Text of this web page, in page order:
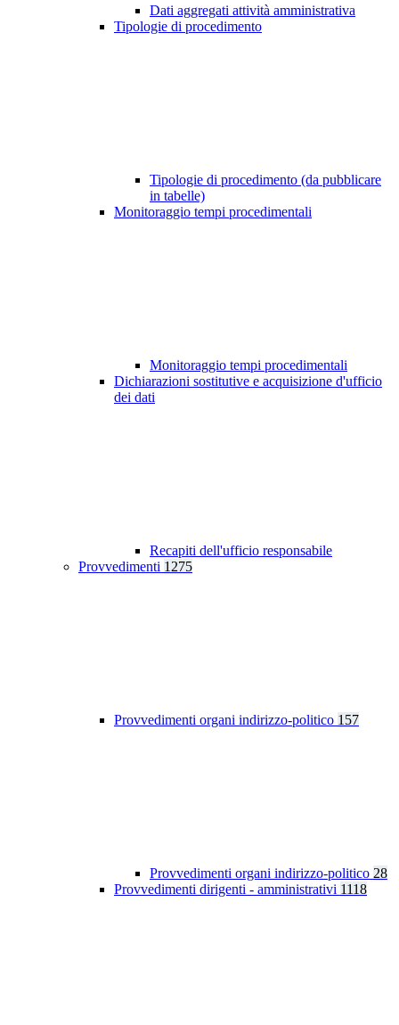
Dati aggregati attività amministrativa
Tipologie di procedimento
Tipologie di procedimento (da pubblicare
in tabelle)
Monitoraggio tempi procedimentali
Monitoraggio tempi procedimentali
Dichiarazioni sostitutive e acquisizione d'ufficio
dei dati
Recapiti dell'ufficio responsabile
Provvedimenti 1275
Provvedimenti organi indirizzo-politico 157
Provvedimenti organi indirizzo-politico 28
Provvedimenti dirigenti - amministrativi 1118